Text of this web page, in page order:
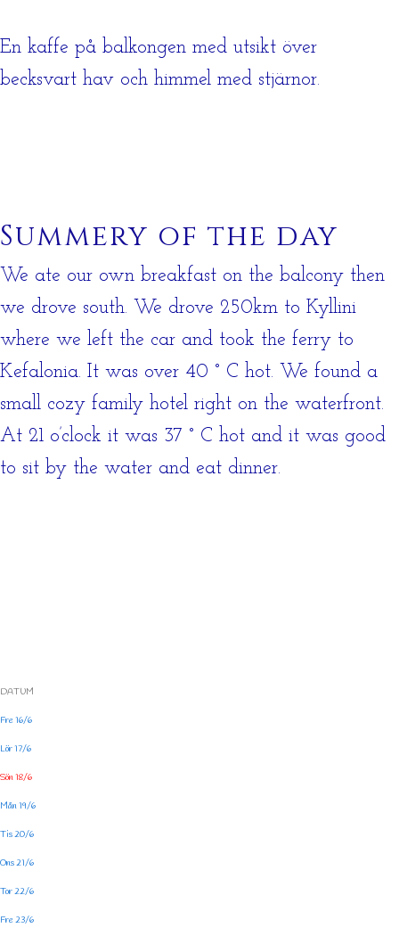
En kaffe på balkongen med utsikt över
becksvart hav och himmel med stjärnor.
Summery of the day
We ate our own breakfast on the balcony then
we drove south. We drove 250km to Kyllini
where we left the car and took the ferry to
Kefalonia. It was over 40 ° C hot. We found a
small cozy family hotel right on the waterfront.
At 21 o’clock it was 37 ° C hot and it was good
to sit by the water and eat dinner.
DATUM
Fre 16/6
Lör 17/6
Sön 18/6
Mån 19/6
Tis 20/6
Ons 21/6
Tor 22/6
Fre 23/6